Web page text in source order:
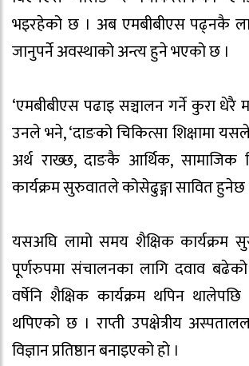
भइरहेको छ । अब एमबीबीएस पढ्नकै
जानुपर्ने अवस्थाको अन्त्य हुने भएको छ ।
‘एमबीबीएस पढाइ सञ्चालन गर्ने कुरा धेरै
उनले भने, ‘दाङको चिकित्सा शिक्षामा
अर्थ राख्छ, दाङकै आर्थिक, सामाजिक
कार्यक्रम सुरुवातले कोसेढुङ्गा सावित हुनेछ
यसअघि लामो समय शैक्षिक कार्यक्रम
पूर्णरुपमा संचालनका लागि दवाव
वर्षेनि शैक्षिक कार्यक्रम थपिन
थपिएको छ । राप्ती उपक्षेत्रीय
विज्ञान प्रतिष्ठान बनाइएको हो ।